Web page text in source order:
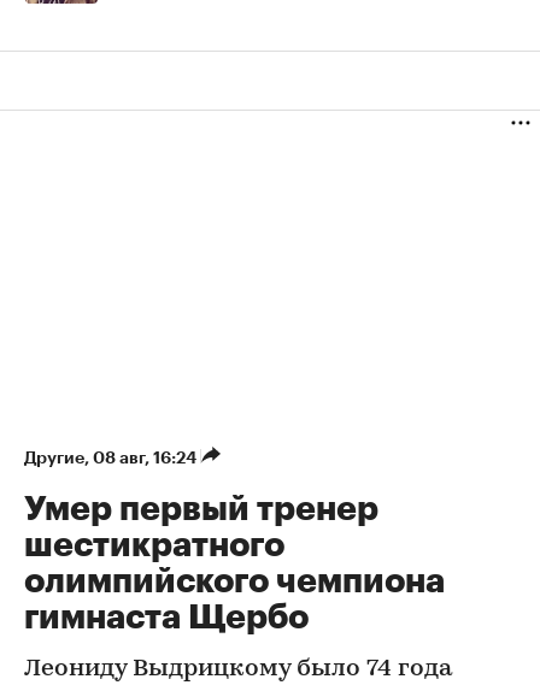
Другие⁠, 08 авг, 16:24
Умер первый тренер
шестикратного
олимпийского чемпиона
гимнаста Щербо
Леониду Выдрицкому было 74 года